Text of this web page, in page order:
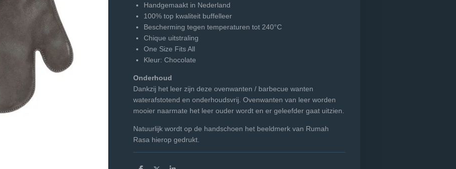
Handgemaakt in Nederland
100% top kwaliteit buffelleer
Bescherming tegen temperaturen tot 240°C
Chique uitstraling
One Size Fits All
Kleur: Chocolate
Onderhoud
Dankzij het leer zijn deze ovenwanten / barbecue wanten
waterafstotend en onderhoudsvrij. Ovenwanten van leer worden
mooier naarmate het leer ouder wordt en er geleefder gaat uitzien.
Natuurlijk wordt op de handschoen het beeldmerk van Rumah
Rasa hierop gedrukt.